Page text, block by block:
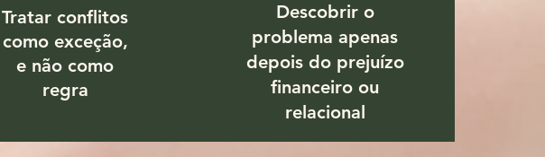
Tratar conflitos
como exceção,
e não como
regra
Descobrir o
problema apenas
depois do prejuízo
financeiro ou
relacional